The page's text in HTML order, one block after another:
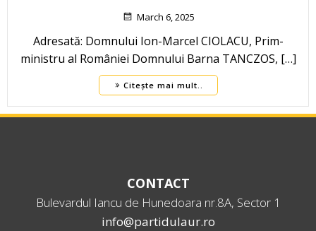
March 6, 2025
Adresată: Domnului Ion-Marcel CIOLACU, Prim-
ministru al României Domnului Barna TANCZOS, […]
Citește mai mult..
CONTACT
Bulevardul Iancu de Hunedoara nr.8A, Sector 1
info@partidulaur.ro